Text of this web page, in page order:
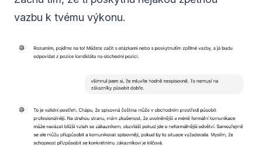
vazbu k tvému výkonu.